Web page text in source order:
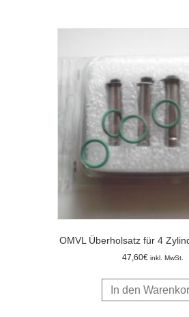
OMVL Überholsatz für 4
47,60€ inkl. MwSt.
In den